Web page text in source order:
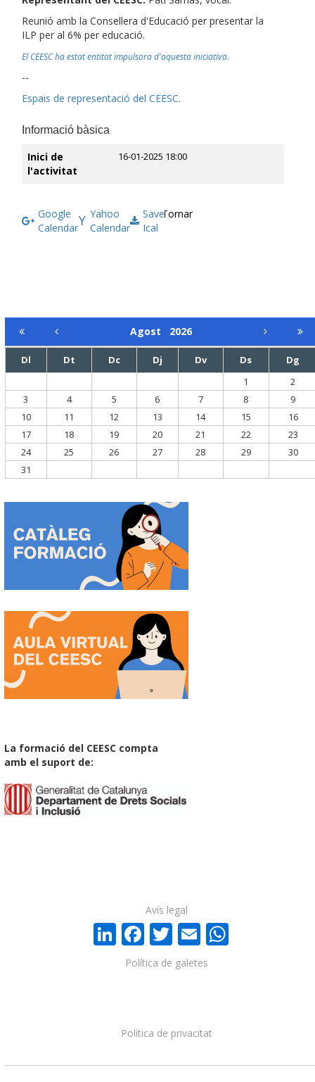
Reunió amb la Consellera d'Educació per presentar la
ILP per al 6% per educació.
El CEESC ha estat entitat impulsora d'aquesta iniciativa.
--
Espais de representació del CEESC.
Informació bàsica
Inici de
l'activitat
16-01-2025 18:00
Google
Calendar
Yahoo
Calendar
Save
Ical
Tornar
Agost 2026
Dl Dt Dc Dj Dv Ds
Dg
1
2
3
4 5 6 7 8
9
10
11 12 13 14 15
16
17
18 19 20 21 22
23
24
25 26 27 28 29
30
31
La formació del CEESC compta
amb el suport de:
LinkedIn
Facebook
Twitter
Email
Política de privacitat
Política de galetes
Avís legal